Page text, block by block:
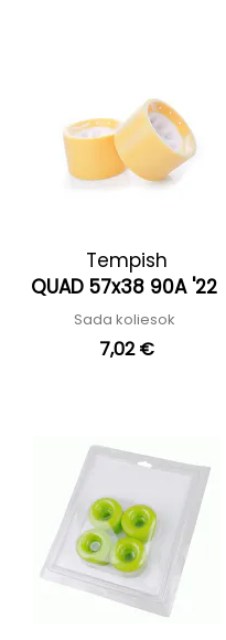
Tempish
QUAD 57x38 90A '22
Sada koliesok
7,02 €